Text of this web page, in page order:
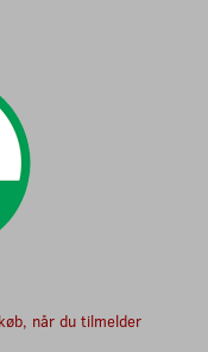
når du tilmelder